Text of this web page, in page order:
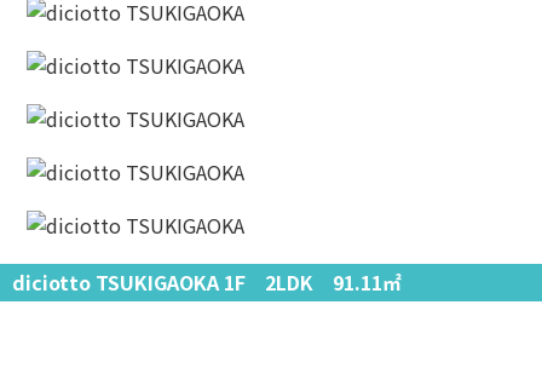
diciotto TSUKIGAOKA 1F 2LDK 91.11㎡